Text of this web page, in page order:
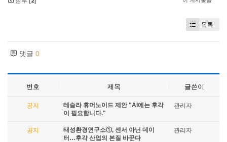
목록
댓글 0
번호 제목 글쓴이
공지
테슬라 휴머노이드 제안 "AI에는 후각
이 필요합니다."
관리자
공지
태성환경연구소①, 센서 아닌 데이
터…후각 산업의 본질 바꾼다
관리자